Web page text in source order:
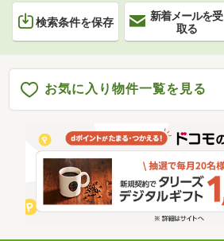
検索条件を保存
新着メールを受
取る
お気に入り物件一覧を見る